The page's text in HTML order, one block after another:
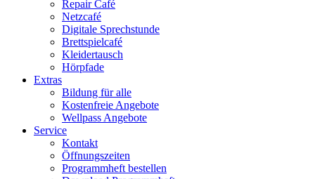
Repair Café
Netzcafé
Digitale Sprechstunde
Brettspielcafé
Kleidertausch
Hörpfade
Extras
Bildung für alle
Kostenfreie Angebote
Wellpass Angebote
Service
Kontakt
Öffnungszeiten
Programmheft bestellen